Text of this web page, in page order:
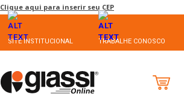
Clique aqui para inserir seu CEP
SITE INSTITUCIONAL TRABALHE CONOSCO